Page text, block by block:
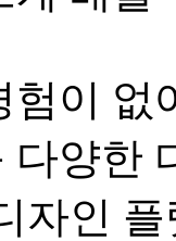
험이 없
다양한
자인